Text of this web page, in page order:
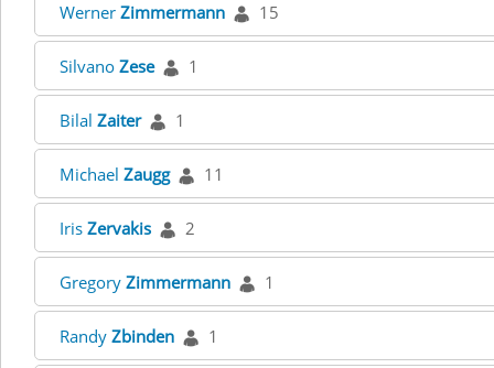
Werner Zimmermann 15
Silvano Zese 1
Bilal Zaiter 1
Michael Zaugg 11
Iris Zervakis 2
Gregory Zimmermann 1
Randy Zbinden 1